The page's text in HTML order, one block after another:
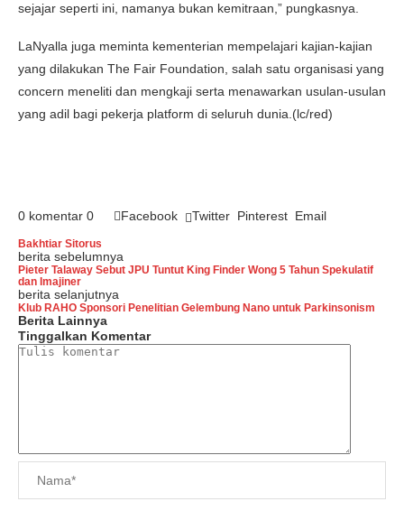
sejajar seperti ini, namanya bukan kemitraan,” pungkasnya.
LaNyalla juga meminta kementerian mempelajari kajian-kajian
yang dilakukan The Fair Foundation, salah satu organisasi yang
concern meneliti dan mengkaji serta menawarkan usulan-usulan
yang adil bagi pekerja platform di seluruh dunia.(lc/red)
0 komentar 0 Facebook Twitter Pinterest Email
Bakhtiar Sitorus
berita sebelumnya
Pieter Talaway Sebut JPU Tuntut King Finder Wong 5 Tahun Spekulatif
dan Imajiner
berita selanjutnya
Klub RAHO Sponsori Penelitian Gelembung Nano untuk Parkinsonism
Berita Lainnya
Tinggalkan Komentar